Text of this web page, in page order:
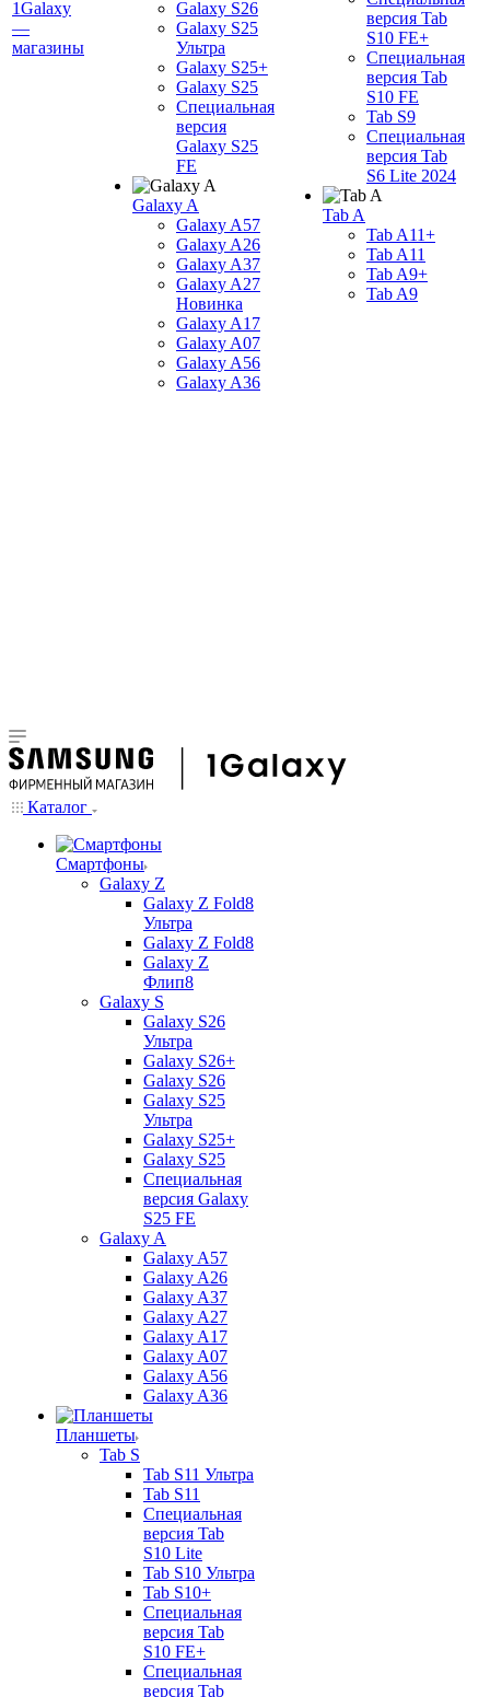
1Galaxy
—
магазины
Galaxy S26
Galaxy S25
Ультра
Galaxy S25+
Galaxy S25
Специальная
версия
Galaxy S25
FE
Galaxy A
Galaxy A57
Galaxy A26
Galaxy A37
Galaxy A27
Новинка
Galaxy A17
Galaxy A07
Galaxy A56
Galaxy A36
версия Tab
S10 FE+
Специальная
версия Tab
S10 FE
Tab S9
Специальная
версия Tab
S6 Lite 2024
Tab A
Tab A11+
Tab A11
Tab A9+
Tab A9
Каталог
Смартфоны
Galaxy Z
Galaxy Z Fold8
Ультра
Galaxy Z Fold8
Galaxy Z
Флип8
Galaxy S
Galaxy S26
Ультра
Galaxy S26+
Galaxy S26
Galaxy S25
Ультра
Galaxy S25+
Galaxy S25
Специальная
версия Galaxy
S25 FE
Galaxy A
Galaxy A57
Galaxy A26
Galaxy A37
Galaxy A27
Galaxy A17
Galaxy A07
Galaxy A56
Galaxy A36
Планшеты
Tab S
Tab S11 Ультра
Tab S11
Специальная
версия Tab
S10 Lite
Tab S10 Ультра
Tab S10+
Специальная
версия Tab
S10 FE+
Специальная
версия Tab